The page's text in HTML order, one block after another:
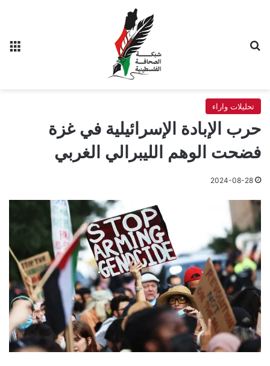
تحليلات واراء
حرب الإبادة الإسرائيلية في غزة
فضحت الوهم الليبرالي الغربي
2024-08-28